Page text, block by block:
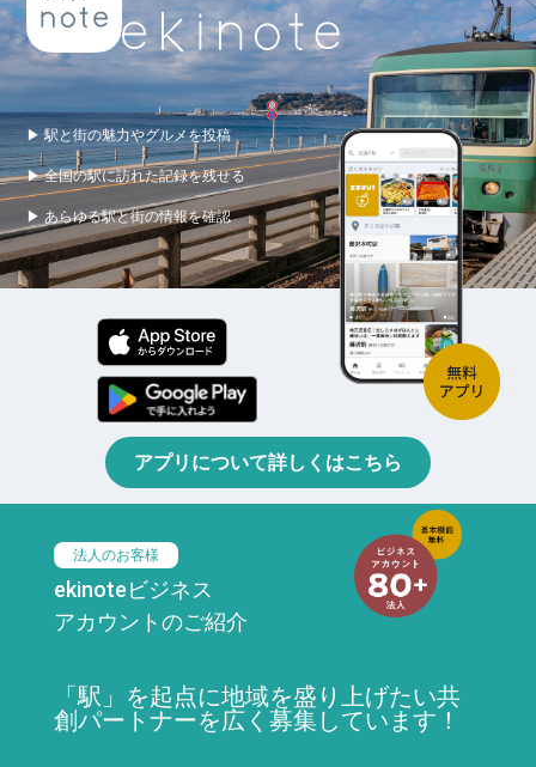
▶ 駅と街の魅力やグルメを投稿
▶ 全国の駅に訪れた記録を残せる
▶ あらゆる駅と街の情報を確認
アプリについて詳しくはこちら
法人のお客様
ekinoteビジネス
アカウントのご紹介
「駅」を起点に地域を盛り上げたい共
創パートナーを広く募集しています！